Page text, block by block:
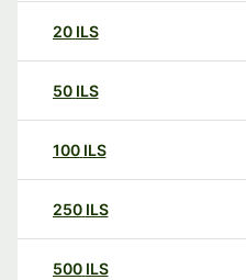
20 ILS
50 ILS
100 ILS
250 ILS
500 ILS